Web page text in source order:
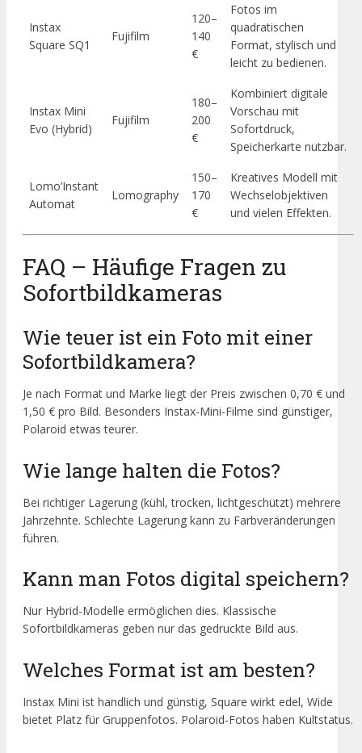
Instax
Square SQ1
Fujifilm
120–
140
€
Fotos im
quadratischen
Format, stylisch und
leicht zu bedienen.
Instax Mini
Evo (Hybrid)
Fujifilm
180–
200
€
Kombiniert digitale
Vorschau mit
Sofortdruck,
Speicherkarte nutzbar.
Lomo’Instant
Automat
Lomography
150–
170
€
Kreatives Modell mit
Wechselobjektiven
und vielen Effekten.
FAQ – Häufige Fragen zu
Sofortbildkameras
Wie teuer ist ein Foto mit einer
Sofortbildkamera?
Je nach Format und Marke liegt der Preis zwischen 0,70 € und
1,50 € pro Bild. Besonders Instax-Mini-Filme sind günstiger,
Polaroid etwas teurer.
Wie lange halten die Fotos?
Bei richtiger Lagerung (kühl, trocken, lichtgeschützt) mehrere
Jahrzehnte. Schlechte Lagerung kann zu Farbveränderungen
führen.
Kann man Fotos digital speichern?
Nur Hybrid-Modelle ermöglichen dies. Klassische
Sofortbildkameras geben nur das gedruckte Bild aus.
Welches Format ist am besten?
Instax Mini ist handlich und günstig, Square wirkt edel, Wide
bietet Platz für Gruppenfotos. Polaroid-Fotos haben Kultstatus.